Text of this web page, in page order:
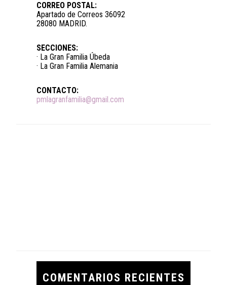
CORREO POSTAL:
Apartado de Correos 36092
28080 MADRID.
SECCIONES:
· La Gran Familia Úbeda
· La Gran Familia Alemania
CONTACTO:
pmlagranfamilia@gmail.com
COMENTARIOS RECIENTES